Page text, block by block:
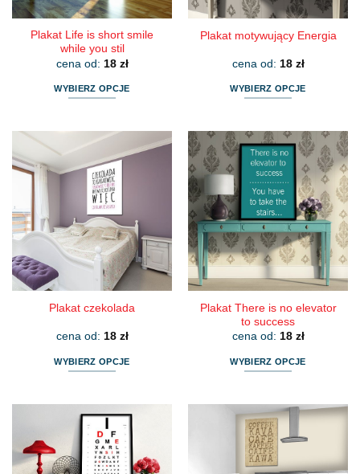
Plakat Life is short smile
while you stil
cena od: 18 zł
WYBIERZ OPCJE
wiele
wariantów.
Opcje
można
wybrać
na
stronie
produktu
Plakat motywujący Energia
cena od: 18 zł
WYBIERZ OPCJE
ma
wiele
wariantów.
Opcje
można
wybrać
na
stronie
produktu
Plakat czekolada
cena od: 18 zł
WYBIERZ OPCJE
ma
wiele
wariantów.
Opcje
Plakat There is no elevator
to success
cena od: 18 zł
WYBIERZ OPCJE
ma
wiele
wariantów.
Opcje